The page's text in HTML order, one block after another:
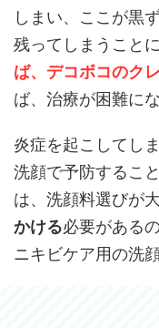
しまい、ここが黒
残ってしまうこと
ば、デコボコのク
ば、治療が困難に
炎症を起こしてし
洗顔で予防するこ
は、洗顔料選びが大
かける必要がある
ニキビケア用の洗